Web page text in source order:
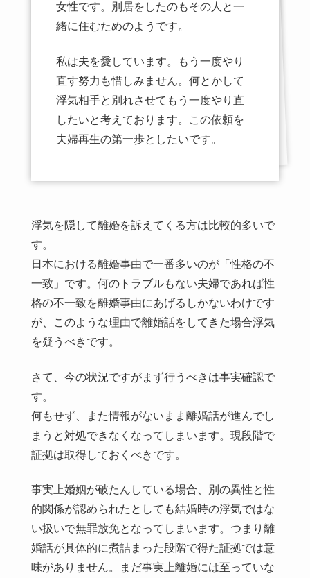
女性です。別居をしたのもその人と一
緒に住むためのようです。
私は夫を愛しています。もう一度やり
直す努力も惜しみません。何とかして
浮気相手と別れさせてもう一度やり直
したいと考えております。この依頼を
夫婦再生の第一歩としたいです。
浮気を隠して離婚を訴えてくる方は比較的多いで
す。
日本における離婚事由で一番多いのが「性格の不
一致」です。何のトラブルもない夫婦であれば性
格の不一致を離婚事由にあげるしかないわけです
が、このような理由で離婚話をしてきた場合浮気
を疑うべきです。
さて、今の状況ですがまず行うべきは事実確認で
す。
何もせず、また情報がないまま離婚話が進んでし
まうと対処できなくなってしまいます。現段階で
証拠は取得しておくべきです。
事実上婚姻が破たんしている場合、別の異性と性
的関係が認められたとしても結婚時の浮気ではな
い扱いで無罪放免となってしまいます。つまり離
婚話が具体的に煮詰まった段階で得た証拠では意
味がありません。まだ事実上離婚には至っていな